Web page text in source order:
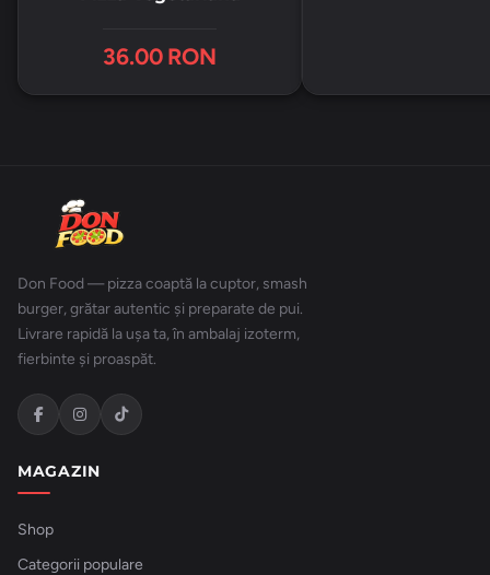
36.00 RON
Don Food — pizza coaptă la cuptor, smash
burger, grătar autentic și preparate de pui.
Livrare rapidă la ușa ta, în ambalaj izoterm,
fierbinte și proaspăt.
MAGAZIN
Shop
Categorii populare